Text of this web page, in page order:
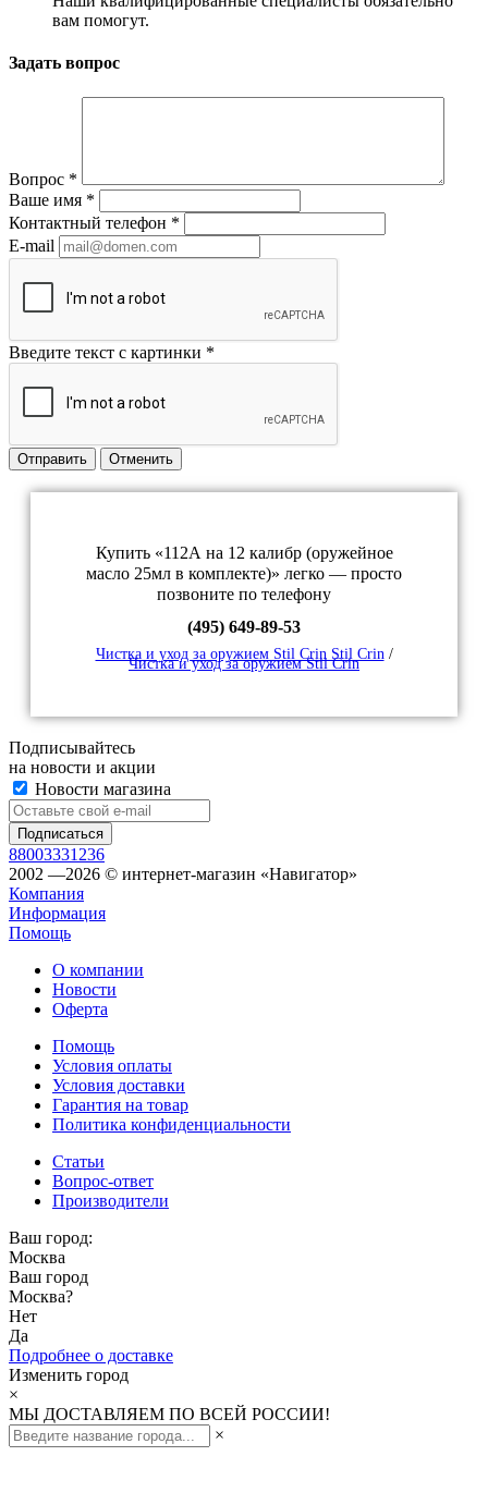
вам помогут.
Задать вопрос
Вопрос *
Ваше имя *
Контактный телефон *
E-mail
Введите текст с картинки *
Отправить Отменить
Купить «112А на 12 калибр (оружейное
масло 25мл в комплекте)» легко — просто
позвоните по телефону
(495) 649-89-53
Чистка и уход за оружием Stil Crin Stil Crin /
Чистка и уход за оружием Stil Crin
Подписывайтесь
на новости и акции
Новости магазина
88003331236
2002 —2026 © интернет-магазин «Навигатор»
Компания
Информация
Помощь
О компании
Новости
Оферта
Помощь
Условия оплаты
Условия доставки
Гарантия на товар
Политика конфиденциальности
Статьи
Вопрос-ответ
Производители
Ваш город:
Москва
Ваш город
Москва?
Нет
Да
Подробнее о доставке
Изменить город
×
МЫ ДОСТАВЛЯЕМ ПО ВСЕЙ РОССИИ!
×